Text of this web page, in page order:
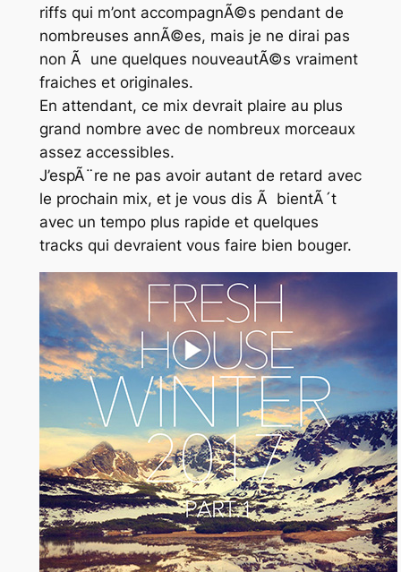
riffs qui m’ont accompagnÃ©s pendant de
nombreuses annÃ©es, mais je ne dirai pas
non Ã une quelques nouveautÃ©s vraiment
fraiches et originales.
En attendant, ce mix devrait plaire au plus
grand nombre avec de nombreux morceaux
assez accessibles.
J’espÃ¨re ne pas avoir autant de retard avec
le prochain mix, et je vous dis Ã bientÃ´t
avec un tempo plus rapide et quelques
tracks qui devraient vous faire bien bouger.